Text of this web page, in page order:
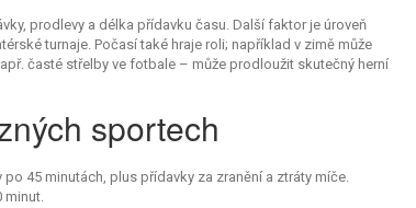
prodlevy a délka přídavku času. Další faktor je úroveň
turnaje. Počasí také hraje roli; například v zimě může
časté střelby ve fotbale – může prodloužit skutečný herní
sportech
45 minutách, plus přídavky za zranění a ztráty míče.
minut.